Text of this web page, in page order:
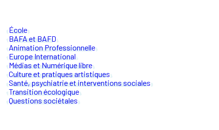
École
BAFA et BAFD
Animation Professionnelle
Europe International
Médias et Numérique libre
Culture et pratiques artistiques
Santé, psychiatrie et interventions sociales
Transition écologique
Questions sociétales